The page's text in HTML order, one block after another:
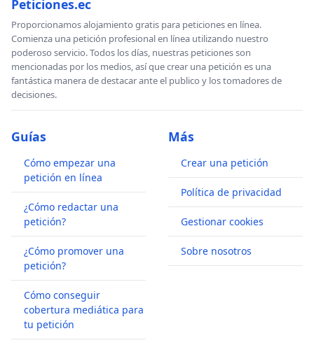
Peticiones.ec
Proporcionamos alojamiento gratis para peticiones en línea.
Comienza una petición profesional en línea utilizando nuestro
poderoso servicio. Todos los días, nuestras peticiones son
mencionadas por los medios, así que crear una petición es una
fantástica manera de destacar ante el publico y los tomadores de
decisiones.
Guías
Cómo empezar una
petición en línea
¿Cómo redactar una
petición?
¿Cómo promover una
petición?
Cómo conseguir
cobertura mediática para
tu petición
Más
Crear una petición
Política de privacidad
Gestionar cookies
Sobre nosotros